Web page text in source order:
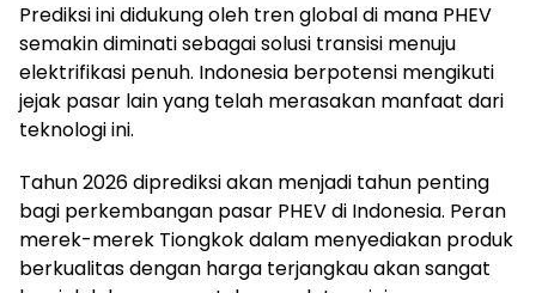
Prediksi ini didukung oleh tren global di mana PHEV
semakin diminati sebagai solusi transisi menuju
elektrifikasi penuh. Indonesia berpotensi mengikuti
jejak pasar lain yang telah merasakan manfaat dari
teknologi ini.
Tahun 2026 diprediksi akan menjadi tahun penting
bagi perkembangan pasar PHEV di Indonesia. Peran
merek-merek Tiongkok dalam menyediakan produk
berkualitas dengan harga terjangkau akan sangat